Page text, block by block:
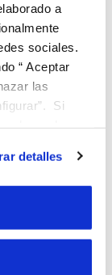
a
sociales.
“ Aceptar
las
Si
y que
consultar
detalles